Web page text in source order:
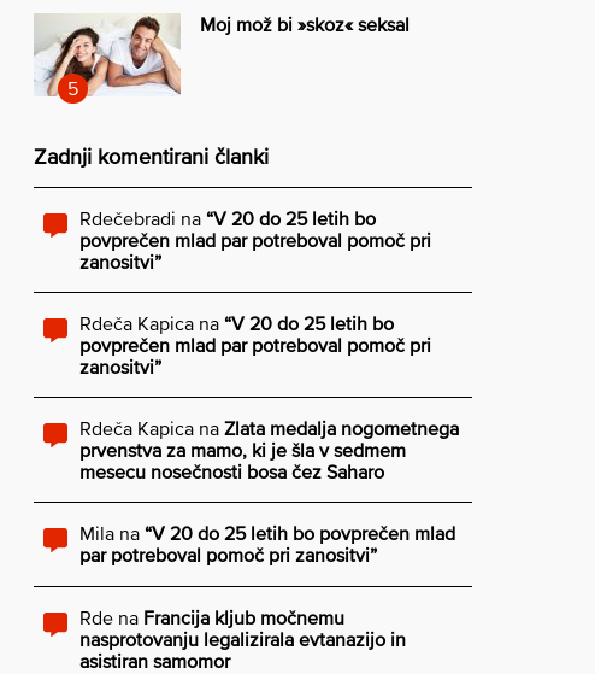
Moj mož bi »skoz« seksal
Zadnji komentirani članki
Rdečebradi na “V 20 do 25 letih bo
povprečen mlad par potreboval pomoč pri
zanositvi”
Rdeča Kapica na “V 20 do 25 letih bo
povprečen mlad par potreboval pomoč pri
zanositvi”
Rdeča Kapica na Zlata medalja nogometnega
prvenstva za mamo, ki je šla v sedmem
mesecu nosečnosti bosa čez Saharo
Mila na “V 20 do 25 letih bo povprečen mlad
par potreboval pomoč pri zanositvi”
Rde na Francija kljub močnemu
nasprotovanju legalizirala evtanazijo in
asistiran samomor